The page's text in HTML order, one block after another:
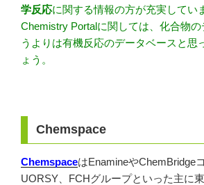
学反応に関する情報の方が充実してい
Chemistry Portalに関しては、化合物
うよりは有機反応のデータベースと思
ょう。
Chemspace
ChemspaceはEnamineやChemBridge
UORSY、FCHグループといった主に